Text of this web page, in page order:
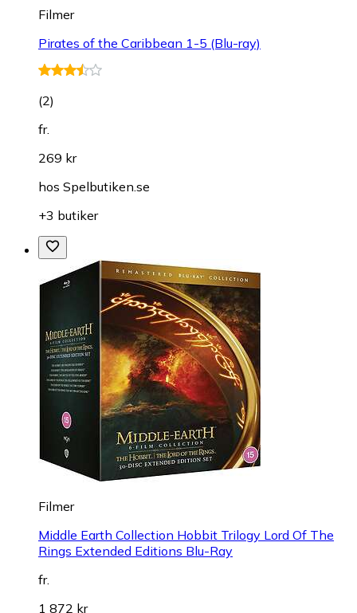
Filmer
Pirates of the Caribbean 1-5 (Blu-ray)
(2)
fr.
269 kr
hos Spelbutiken.se
+3 butiker
Filmer
Middle Earth Collection Hobbit Trilogy Lord Of The
Rings Extended Editions Blu-Ray
fr.
1 872 kr